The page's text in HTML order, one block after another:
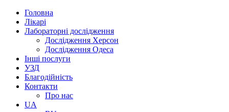
Головна
Лікарі
Лабораторні дослідження
Дослідження Херсон
Дослідження Одеса
Інші послуги
УЗД
Благодійність
Контакти
Про нас
UA